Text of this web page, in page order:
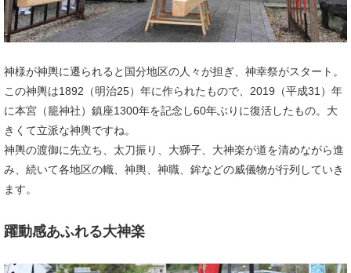
神様が神輿に遷られると国分地区の人々が担ぎ、神幸祭がスタート。
この神輿は1892（明治25）年に作られたもので、2019（平成31）年
に本宮（籠神社）鎮座1300年を記念し60年ぶりに復活したもの。大
きくて立派な神輿ですね。
神輿の渡御に先立ち、太刀振り、大獅子、大神楽が道を清めながら進
み、続いて各地区の幟、神輿、神職、鉾などの威儀物が行列していき
ます。
​躍動感あふれる大神楽​